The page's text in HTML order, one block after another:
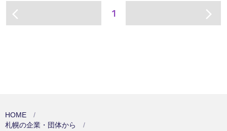
arrow_back_ios 1 arrow_forward_ios
HOME
札幌の企業・団体から